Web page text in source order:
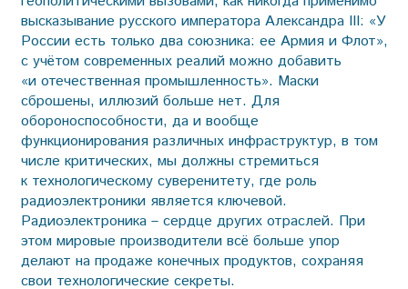
высказывание русского императора Александра III: «У
России есть только два союзника: ее Армия и Флот»,
с учётом современных реалий можно добавить
«и оте­чественная промышленность». Маски
сброшены, иллюзий больше нет. Для
обороноспособности, да и вообще
функционирования различных инфраструктур, в том
числе критических, мы должны стремиться
к технологическому суверенитету, где роль
радиоэлектроники является ключевой.
Радиоэлектроника – сердце других отраслей. При
этом мировые производители всё больше упор
делают на продаже конечных продуктов, сохраняя
свои технологические секреты.